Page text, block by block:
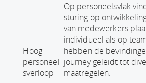
Hoog
personeel
sverloop
Op personeelsvlak
sturing op
van medewerkers
individueel als op
hebben de
journey geleidt tot
maatregelen.